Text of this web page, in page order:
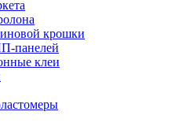
крошки
панелей
клеи